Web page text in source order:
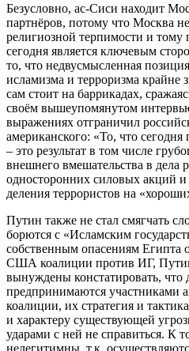
Безусловно, ас-Сиси находит
партнёров, потому что Москва
религиозной терпимости и
сегодня является ключевым
то, что недвусмысленная
исламизма и терроризма крайне
сам стоит на баррикадах,
своём вышеупомянутом
выражениях отграничил
американского: «То, что
– это результат в том числе
внешнего вмешательства в дела
односторонних силовых акций и
деления террористов на
Путин также не стал смягчать
борются с «Исламским
собственным опасениям Египта
США коалиции против ИГ,
вынуждены констатировать, что
предпринимаются участниками
коалиции, их стратегия и
и характеру существующей
ударами с ней не справиться. К
нелегитимны, т.к.